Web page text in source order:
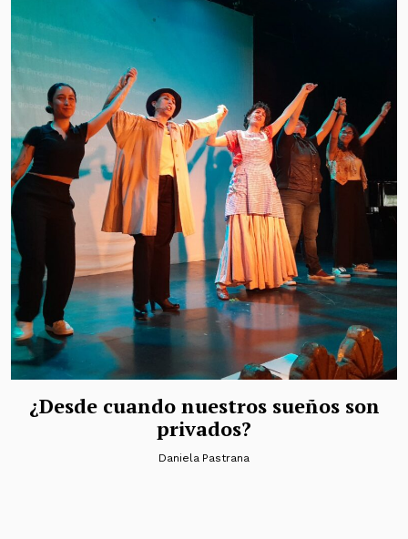
¿Desde cuando nuestros sueños son
privados?
Daniela Pastrana